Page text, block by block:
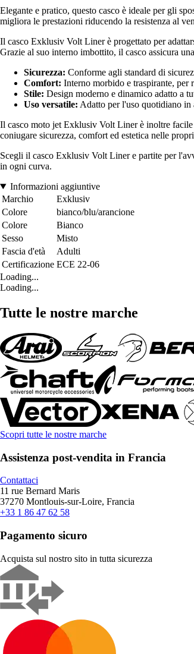
Elegante e pratico, questo casco è ideale per gli
migliora le prestazioni riducendo la resistenza al
Il casco Exklusiv Volt Liner è progettato per
Grazie al suo interno imbottito, il casco assicura
Sicurezza: Conforme agli standard di
Comfort: Interno morbido e traspirante, per
Stile: Design moderno e dinamico adatto a
Uso versatile: Adatto per l'uso quotidiano in
Il casco moto jet Exklusiv Volt Liner è inoltre facile
coniugare sicurezza, comfort ed estetica nelle
Scegli il casco Exklusiv Volt Liner e partite per
in ogni curva.
Informazioni aggiuntive
Marchio
Exklusiv
Colore
bianco/blu/arancione
Colore
Bianco
Sesso
Misto
Fascia d'età
Adulti
Certificazione ECE 22-06
Loading...
Loading...
Tutte le nostre marche
Scopri tutte le nostre marche
Assistenza post-vendita in Francia
Contattaci
11 rue Bernard Maris
37270 Montlouis-sur-Loire, Francia
+33 1 86 47 62 58
Pagamento sicuro
Acquista sul nostro sito in tutta sicurezza